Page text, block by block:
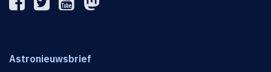
Astronieuwsbrief